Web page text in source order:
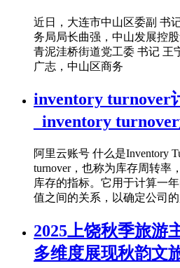
近日，大连市中山区委副 书
务局局长曲强，中山发展控
青泥洼桥街道党工委 书记 王
广志，中山区商务
inventory turnover
_inventory
阿里云账号 什么是Inventory
turnover，也称为库存周转率
库存的指标。它用于计算一
值之间的关系，以确定公司
2025上饶秋季旅游
多维度展现秋韵文